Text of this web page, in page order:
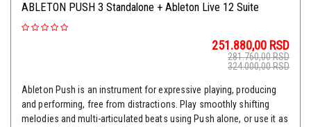
ABLETON PUSH 3 Standalone + Ableton Live 12 Suite
251.880,00 RSD
281.760,00RSD
324.000,00RSD
Ableton Push is an instrument for expressive playing, producing
and performing, free from distractions. Play smoothly shifting
melodies and multi-articulated beats using Push alone, or use it as